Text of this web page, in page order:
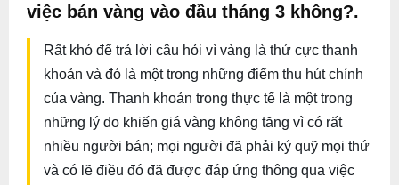
việc bán vàng vào đầu tháng 3 không?.
Rất khó để trả lời câu hỏi vì vàng là thứ cực thanh
khoản và đó là một trong những điểm thu hút chính
của vàng. Thanh khoản trong thực tế là một trong
những lý do khiến giá vàng không tăng vì có rất
nhiều người bán; mọi người đã phải ký quỹ mọi thứ
và có lẽ điều đó đã được đáp ứng thông qua việc